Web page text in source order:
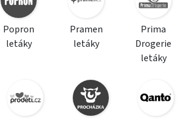
Popron
letáky
Pramen
letáky
Prima
Drogerie
letáky